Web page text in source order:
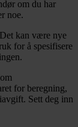
om du har
noe.
kan være nye
for å spesifisere
for beregning,
Sett deg inn